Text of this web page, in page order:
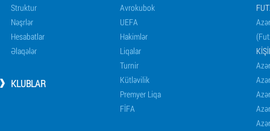
Struktur
Nəşrlər
Hesabatlar
Əlaqələr
KLUBLAR
Avrokubok
UEFA
Hakimlər
Liqalar
Turnir
Kütləvilik
Premyer Liqa
FİFA